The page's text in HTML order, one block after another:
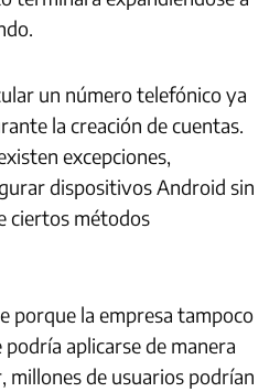
un número telefónico ya
la creación de cuentas.
excepciones,
dispositivos Android sin
ciertos métodos
porque la empresa tampoco
aplicarse de manera
de usuarios podrían